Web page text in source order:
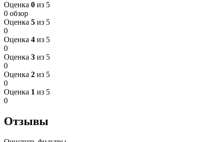
Оценка 0 из 5
0 обзор
Оценка 5 из 5
0
Оценка 4 из 5
0
Оценка 3 из 5
0
Оценка 2 из 5
0
Оценка 1 из 5
0
Отзывы